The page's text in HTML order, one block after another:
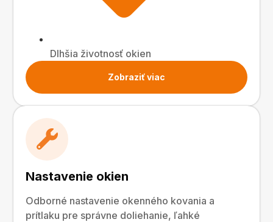
Dlhšia životnosť okien
Zobraziť viac
Nastavenie okien
Odborné nastavenie okenného kovania a
prítlaku pre správne doliehanie, ľahké